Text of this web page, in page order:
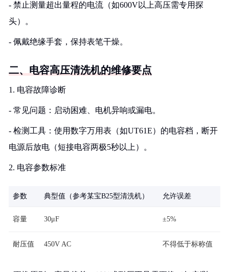
- 禁止测量超出量程的电流（如600V以上高压需专用探
头）。
- 佩戴绝缘手套，保持表笔干燥。
二、电容高压清洗机的维修要点
1. 电容故障诊断
- 常见问题：启动困难、电机异响或漏电。
- 检测工具：使用数字万用表（如UT61E）的电容档，断开
电源后放电（短接电容两极5秒以上）。
2. 电容参数标准
参数 典型值（参考某宝B25型清洗机） 允许误差
容量 30μF ±5%
耐压值 450V AC 不得低于标称值